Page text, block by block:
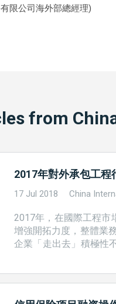
限公司海外部總經理)
from
2017年對外承包工程
17 Jul 2018 China
2017年，在國際工程市
增強開拓力度，整體業
企業「走出去」積極性
元，占同期總額的